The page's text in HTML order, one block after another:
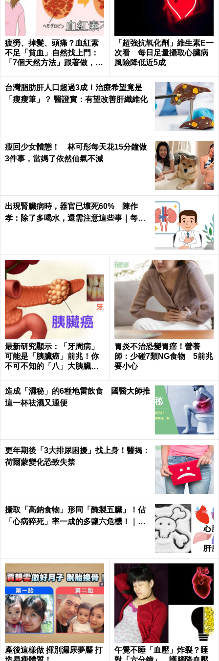
疲勞、掉髮、頭痛？血紅素
不足「貧血」自然找上門：
「7個天然方法」跟著做，杜
「超強抗氧化劑」維生素E一
次看 每日足量攝取心臟病
風險降低近5成
台灣脂肪肝人口超過3成！治療希望竟是
「瘦瘦筆」？ 醫證實：有望改善肝纖維化
瘦回少女體態！ 林可彤每天花15分鐘做
3件事，當媽了依然仙氣不減
出現腎臟病時，器官已壞死60% 陳作
孝：除了多喝水，還需注意這些事｜每日
最新研究顯示：「牙周病」
可能是「胰臟癌」前兆！你
不可不知的「八」大胰臟癌
胃炎不治恐變胃癌！營養
師：少碰7類NG食物 5前兆
要小心
造成「濕秘」的6種地雷飲食 國醫大師推
這一杯祛濕又通便
更年期後「3大排尿困擾」找上身！醫揭：
荷爾蒙變化恐致失禁
攝取「高鈉食物」形同「醃製五臟」！佔
「心病猝死」率一成的多鹽六危機！｜每
產後這樣做 揮別漏尿夢靨 打
午覺不睡「血壓」炸裂？睡